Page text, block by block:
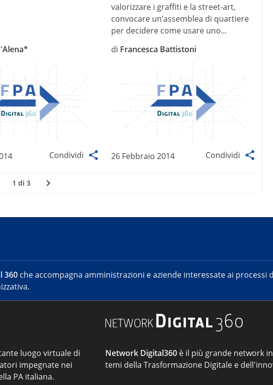
Condividi
valorizzare i graffiti e la street-art,
convocare un’assemblea di quartiere
per decidere come usare uno...
di Francesca Battistoni
26 Febbraio 2014 Condividi
1 di 3
360 che accompagna amministrazioni e aziende interessate ai processi
luogo virtuale di
impegnate nei
PA italiana.
Network Digital360 è il più grande network
temi della Trasformazione Digitale e